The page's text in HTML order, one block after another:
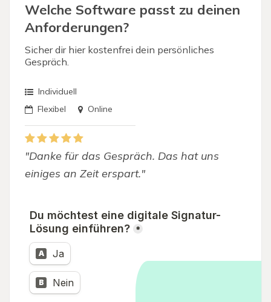
Welche Software passt zu deinen
Anforderungen?
Sicher dir hier kostenfrei dein persönliches
Gespräch.
Individuell
Flexibel
Online
"Danke für das Gespräch. Das hat uns
einiges an Zeit erspart."